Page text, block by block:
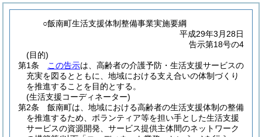
○飯南町生活支援体制整備事業実施要綱
平成29年3月28日
告示第18号の4
(目的)
第1条
この告示は、高齢者の介護予防・生活支援サービスの
充実を図るとともに、地域における支え合いの体制づくり
を推進することを目的とする。
(生活支援コーディネーター)
第2条
飯南町は、地域における高齢者の生活支援体制の整備
を推進するため、ボランティア等を担い手とした生活支援
サービスの資源開発、サービス提供主体間のネットワーク